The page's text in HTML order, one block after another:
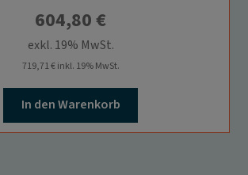
604,80€
exkl. 19% MwSt.
719,71€inkl. 19% MwSt.
In den Warenkorb